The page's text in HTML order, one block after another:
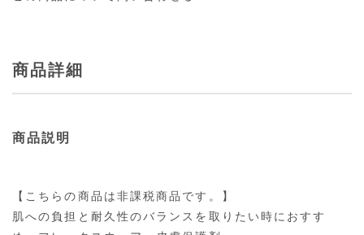
商品詳細
商品説明
【こちらの商品は非課税商品です。】
肌への負担と耐久性のバランスを取りたい時におすす